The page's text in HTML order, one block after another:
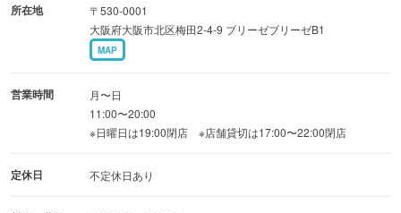
所在地
〒530-0001
大阪府大阪市北区梅田2-4-9 ブリーゼブリーゼB1
MAP
営業時間
月〜日
11:00〜20:00
※日曜日は19:00閉店 ※店舗貸切は17:00〜22:00閉店
定休日 不定休日あり